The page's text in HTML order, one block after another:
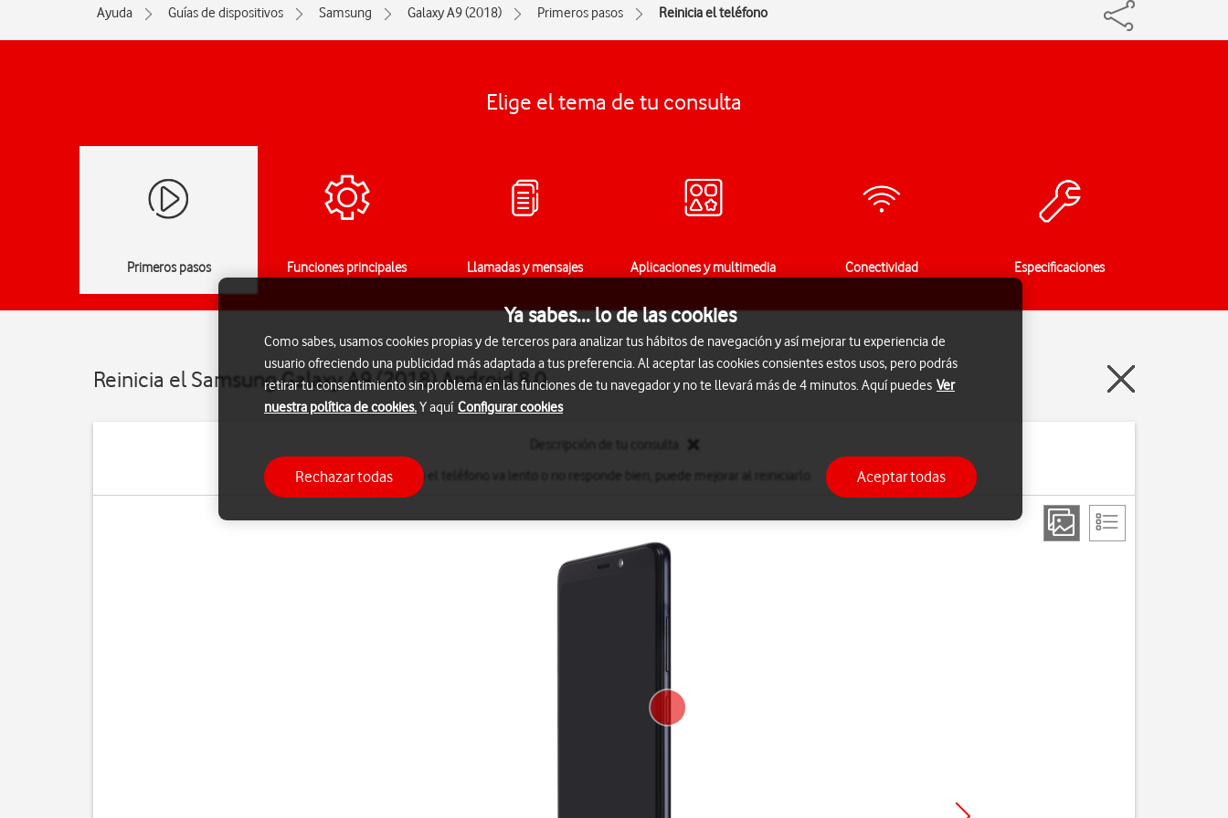
Ayuda Guías de dispositivos Samsung Galaxy A9 (2018) Primeros pasos Reinicia el teléfono
Elige el tema de tu consulta
Primeros pasos Funciones principales Llamadas y mensajes Aplicaciones y multimedia Conectividad Especificaciones
Reinicia el Samsung Galaxy A9 (2018) Android 8.0
Si el teléfono va lento o no responde bien, puede mejorar al reiniciarlo.
Ya sabes... lo de las cookies
Como sabes, usamos cookies propias y de terceros para analizar tus hábitos de navegación y así mejorar tu experiencia de
usuario ofreciendo una publicidad más adaptada a tus preferencia. Al aceptar las cookies consientes estos usos, pero podrás
retirar tu consentimiento sin problema en las funciones de tu navegador y no te llevará más de 4 minutos. Aquí puedes Ver
nuestra política de cookies.Y aquí Configurar cookies
Rechazar todas Aceptar todas